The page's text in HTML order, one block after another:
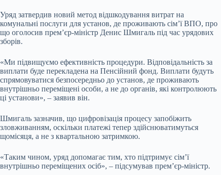
Уряд затвердив новий метод відшкодування витрат на
комунальні послуги для установ, де проживають сім’ї ВПО, про
що оголосив прем’єр-міністр Денис Шмигаль під час урядових
зборів.
«Ми підвищуємо ефективність процедури. Відповідальність за
виплати буде перекладена на Пенсійний фонд. Виплати будуть
спрямовуватися безпосередньо до установ, де проживають
внутрішньо переміщені особи, а не до органів, які контролюють
ці установи», – заявив він.
Шмигаль зазначив, що цифровізація процесу запобіжить
зловживанням, оскільки платежі тепер здійснюватимуться
щомісяця, а не з квартальною затримкою.
«Таким чином, уряд допомагає тим, хто підтримує сім’ї
внутрішньо переміщених осіб», – підсумував прем’єр-міністр.